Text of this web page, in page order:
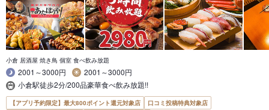
小倉 居酒屋 焼き鳥 個室 食べ飲み放題
2001～3000円
2001～3000円
小倉駅徒歩2分/200品豪華食べ飲み放題!!
【アプリ予約限定】最大800ポイント還元対象店
口コミ投稿特典対象店